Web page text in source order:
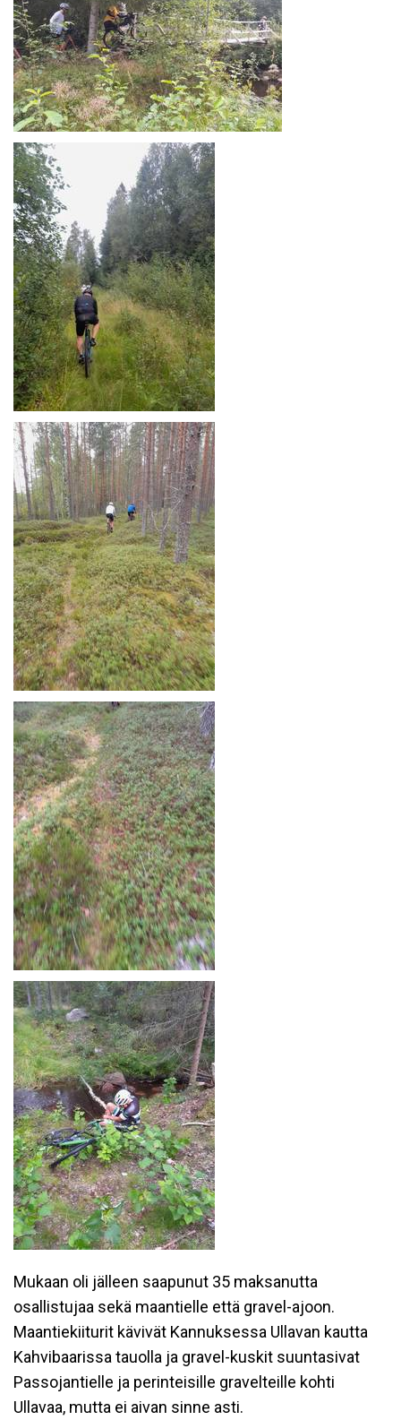
Mukaan oli jälleen saapunut 35 maksanutta
osallistujaa sekä maantielle että gravel-ajoon.
Maantiekiiturit kävivät Kannuksessa Ullavan kautta
Kahvibaarissa tauolla ja gravel-kuskit suuntasivat
Passojantielle ja perinteisille gravelteille kohti
Ullavaa, mutta ei aivan sinne asti.